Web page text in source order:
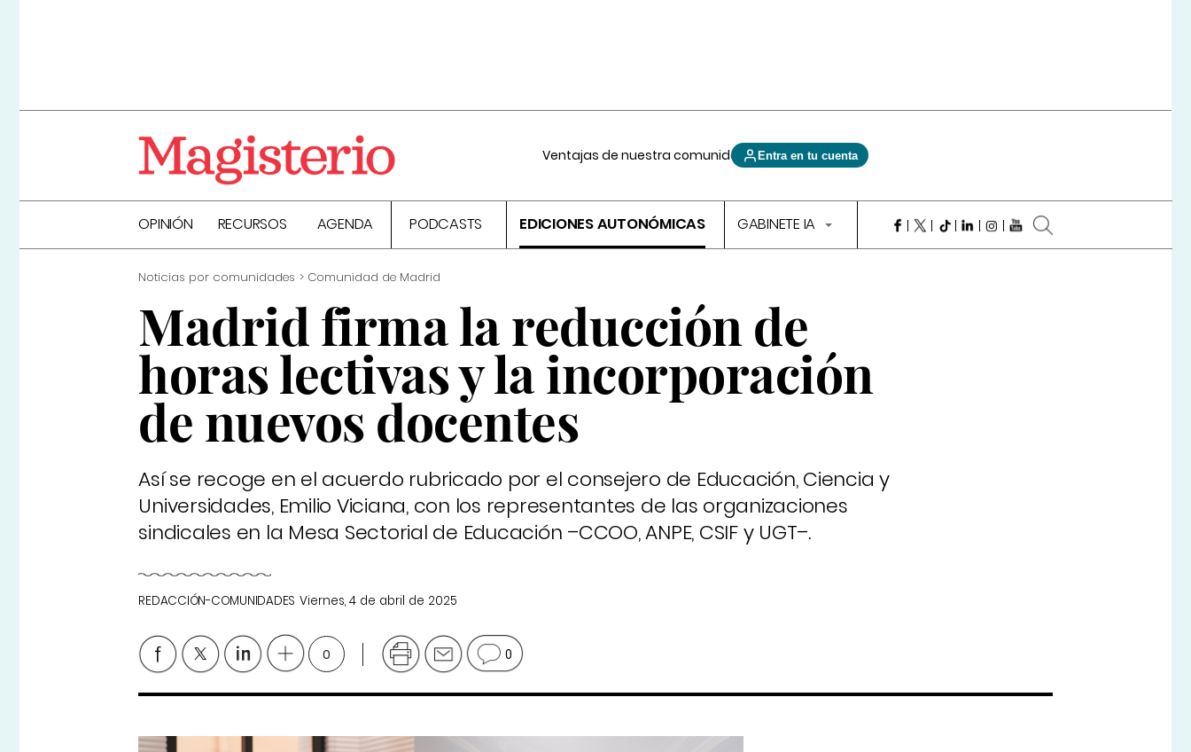
Ventajas de nuestra comunidad Entra en tu cuenta
OPINIÓN RECURSOS AGENDA PODCASTS EDICIONES AUTONÓMICAS GABINETE IA
Noticias por comunidades Comunidad de Madrid
Madrid firma la reducción de
horas lectivas y la incorporación
de nuevos docentes
Así se recoge en el acuerdo rubricado por el consejero de Educación, Ciencia y
Universidades, Emilio Viciana, con los representantes de las organizaciones
sindicales en la Mesa Sectorial de Educación –CCOO, ANPE, CSIF y UGT–.
REDACCIÓN-COMUNIDADES Viernes, 4 de abril de 2025
0 0